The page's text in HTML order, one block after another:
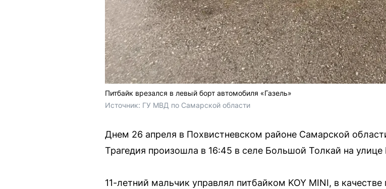
Питбайк врезался в левый борт автомобиля «Газель»
Источник: ГУ МВД по Самарской области
Днем 26 апреля в Похвистневском районе Самарской
Трагедия произошла в 16:45 в селе Большой Толкай на
11-летний мальчик управлял питбайком KOY MINI, в